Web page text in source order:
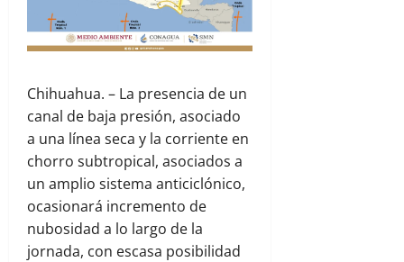
Chihuahua. – La presencia de un
canal de baja presión, asociado
a una línea seca y la corriente en
chorro subtropical, asociados a
un amplio sistema anticiclónico,
ocasionará incremento de
nubosidad a lo largo de la
jornada, con escasa posibilidad